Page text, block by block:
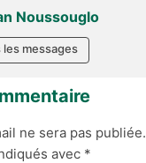
Noussouglo
les messages
ne sera pas publiée.
avec *